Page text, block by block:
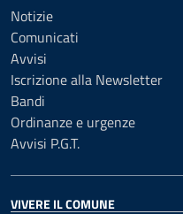
Notizie
Comunicati
Avvisi
Iscrizione alla Newsletter
Bandi
Ordinanze e urgenze
Avvisi P.G.T.
VIVERE IL COMUNE